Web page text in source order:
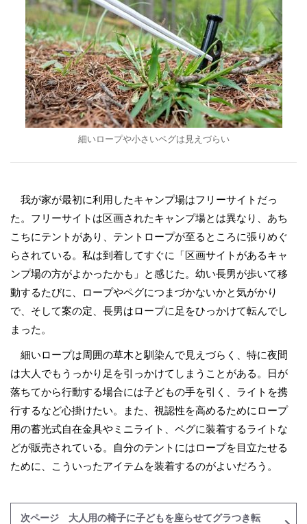
細いロープや小さいペグは見えづらい
我が家が最初に利用したキャンプ場はフリーサイトだっ
た。フリーサイトは区画されたキャンプ場とは異なり、あち
こちにテントがあり、テントロープが至るところに張りめぐ
らされている。私は到着してすぐに「区画サイトがあるキャ
ンプ場の方がよかったかも」と感じた。幼い長男が歩いて移
動するたびに、ロープやペグにつまづかないかと気がかり
で、そして案の定、長男はロープに足をひっかけて転んでし
まった。
細いロープは周囲の草木と馴染んで見えづらく、特に夜間
は大人でもうっかり足を引っかけてしまうことがある。日が
落ちてから行動する場合には子どもの手を引く、ライトを携
行するなど心掛けたい。また、視認性を高めるためにロープ
用の蓄光式自在金具やミニライト、ペグに装着するライトな
どが販売されている。自分のテントにはロープを目立たせる
ために、こういったアイテムを装着するのがよいだろう。
次ページ 大人用の椅子に子どもを座らせてグラつき転